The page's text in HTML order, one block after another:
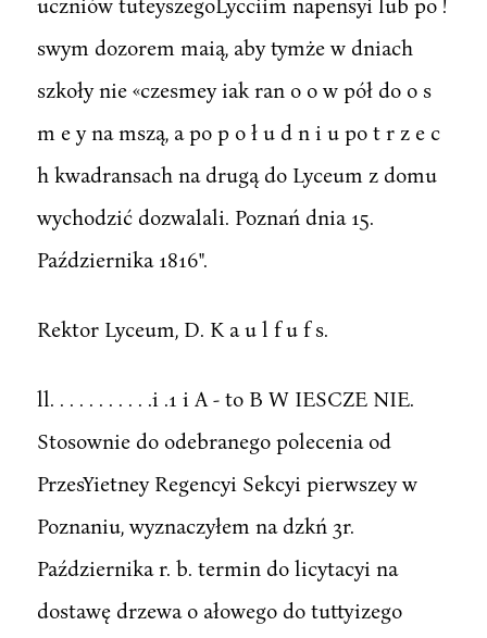
swym dozorem maią, aby tymże w dniach
szkoły nie «czesmey iak ran o o w pół do o s
m e y na mszą, a po p o ł u d n i u po t r z e c
h kwadransach na drugą do Lyceum z domu
wychodzić dozwalali. Poznań dnia 15.
Października 1816".
Rektor Lyceum, D. K a u l f u f s.
ll. . . . . . . . . . .i .1 i A - to B W IESCZE NIE.
Stosownie do odebranego polecenia od
PrzesYietney Regencyi Sekcyi pierwszey w
Poznaniu, wyznaczyłem na dzkń 3r.
Października r. b. termin do licytacyi na
dostawę drzewa o ałowego do tuttyizego